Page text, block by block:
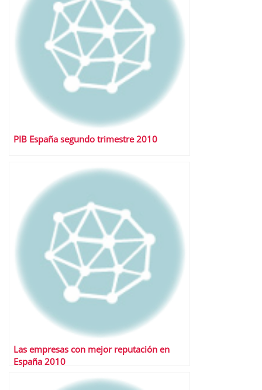
PIB España segundo trimestre 2010
Las empresas con mejor reputación en
España 2010